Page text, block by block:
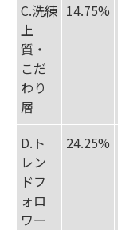
C.洗練
上
質・
こだ
わり
層
14.75%
D.ト
レン
ドフ
ォロ
ワー
24.25%